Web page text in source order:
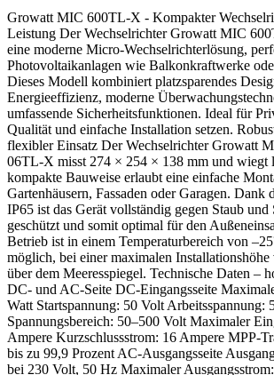
Growatt MIC 600TL-X - Kompakter
Leistung Der Wechselrichter Growatt MIC
eine moderne Micro-Wechselrichterlösung,
Photovoltaikanlagen wie Balkonkraftwerke
Dieses Modell kombiniert platzsparendes
Energieeffizienz, moderne
umfassende Sicherheitsfunktionen. Ideal für
Qualität und einfache Installation setzen.
flexibler Einsatz Der Wechselrichter Growatt
06TL-X misst 274 × 254 × 138 mm und wiegt
kompakte Bauweise erlaubt eine einfache
Gartenhäusern, Fassaden oder Garagen. Dank
IP65 ist das Gerät vollständig gegen Staub und
geschützt und somit optimal für den
Betrieb ist in einem Temperaturbereich von
möglich, bei einer maximalen
über dem Meeresspiegel. Technische Daten –
DC- und AC-Seite DC-Eingangsseite
Watt Startspannung: 50 Volt Arbeitsspannung:
Spannungsbereich: 50–500 Volt Maximaler
Ampere Kurzschlussstrom: 16 Ampere MPP-
bis zu 99,9 Prozent AC-Ausgangsseite
bei 230 Volt, 50 Hz Maximaler